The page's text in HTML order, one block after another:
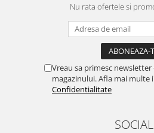
Nu rata ofertele si
Vreau sa primesc
magazinului. Afla mai multe
Confidentialitate
SOCIAL